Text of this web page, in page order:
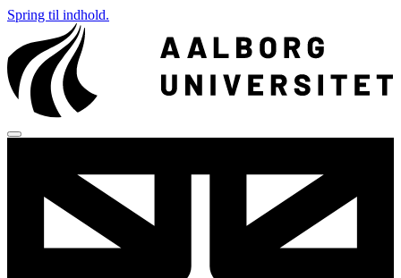
Spring til indhold.